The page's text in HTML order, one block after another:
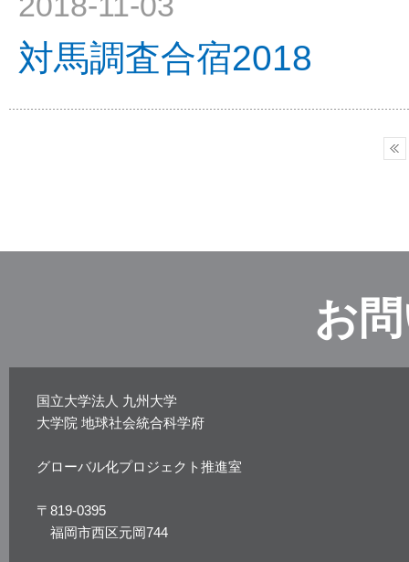
対馬調査合宿2018
お
国立大学法人 九州大学
大学院 地球社会統合科学府
グローバル化プロジェクト推進室
〒819-0395
福岡市西区元岡744